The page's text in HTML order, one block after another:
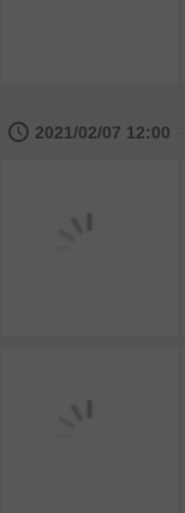
🕔 2021/02/07 12:00